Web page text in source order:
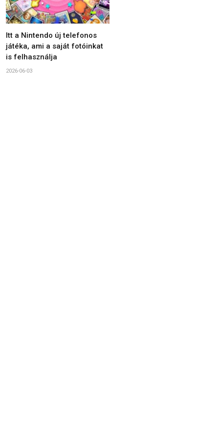
Itt a Nintendo új telefonos
játéka, ami a saját fotóinkat
is felhasználja
2026-06-03